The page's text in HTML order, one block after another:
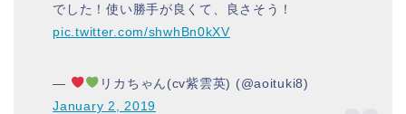
でした！使い勝手が良くて、良さそう！
pic.twitter.com/shwhBn0kXV
—
リカちゃん(cv紫雲英) (@aoituki8)
January 2, 2019